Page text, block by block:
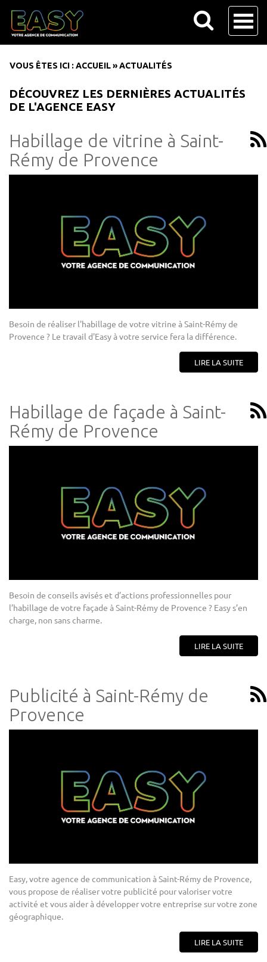
VOUS ÊTES ICI : ACCUEIL»ACTUALITÉS
DÉCOUVREZ LES DERNIÈRES ACTUALITÉS
DE L'AGENCE EASY
Habillage de vitrine à Saint-
Rémy de Provence
Besoin de réaliser l'habillage de votre vitrine à Saint-Rémy de
Provence ? Le travail d'Easy à votre service fera la différence.
LIRE LA SUITE
Habillage de façade à Saint-
Rémy de Provence
Besoin de conseils avisés et d’actions professionnelles pour
l’habillage de votre façade à Saint-Rémy de Provence ? Easy s’en
charge, non sans charme.
LIRE LA SUITE
Publicité à Saint-Rémy de
Provence
Easy, votre agence de communication à Saint-Rémy de Provence,
vous propose de réaliser votre publicité pour valoriser votre
activité et vous aider à développer votre entreprise sur votre zone
géographique.
LIRE LA SUITE